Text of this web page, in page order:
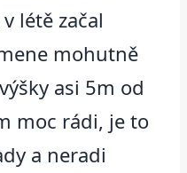
létě začal
mohutně
asi 5m od
moc rádi, je to
a neradi